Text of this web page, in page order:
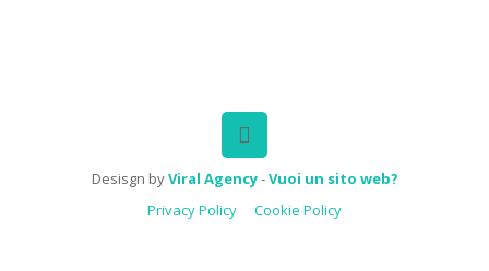
Desisgn byViral Agency-Vuoi un sito web?
Privacy Policy
Cookie Policy